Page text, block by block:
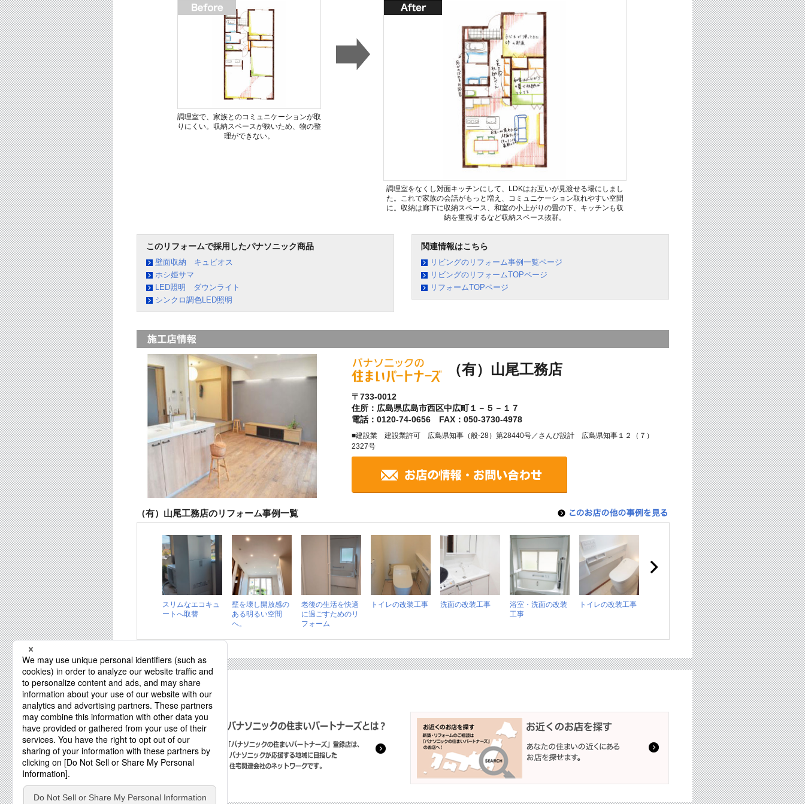
調理室で、家族とのコミュニケーションが取
りにくい。収納スペースが狭いため、物の整
理ができない。
調理室をなくし対面キッチンにして、LDKはお互いが見渡せる場にしまし
た。これで家族の会話がもっと増え、コミュニケーション取れやすい空間
に。収納は廊下に収納スペース、和室の小上がりの畳の下、キッチンも収
納を重視するなど収納スペース抜群。
このリフォームで採用したパナソニック商品
壁面収納 キュビオス
ホシ姫サマ
LED照明 ダウンライト
シンクロ調色LED照明
関連情報はこちら
リビングのリフォーム事例一覧ページ
リビングのリフォームTOPページ
リフォームTOPページ
（有）山尾工務店
〒733-0012
住所：広島県広島市西区中広町１－５－１７
電話：0120-74-0656 FAX：050-3730-4978
■建設業 建設業許可 広島県知事（般-28）第28440号／さんび設計 広島県知事１２（７）
2327号
（有）山尾工務店のリフォーム事例一覧
スリムなエコキュ
ートへ取替
壁を壊し開放感の
ある明るい空間
へ。
老後の生活を快適
に過ごすためのリ
フォーム
トイレの改装工事 洗面の改装工事
浴室・洗面の改装
工事
トイレの改装工事
近くのお店を探す